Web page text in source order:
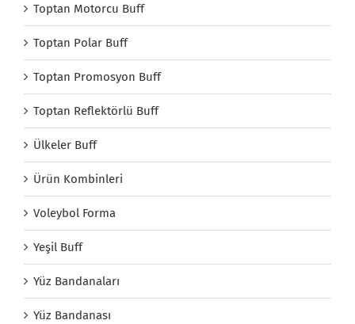
Toptan Motorcu Buff
Toptan Polar Buff
Toptan Promosyon Buff
Toptan Reflektörlü Buff
Ülkeler Buff
Ürün Kombinleri
Voleybol Forma
Yeşil Buff
Yüz Bandanaları
Yüz Bandanası